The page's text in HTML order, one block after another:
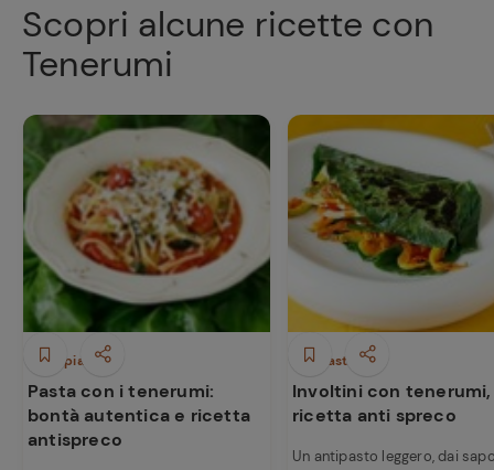
Scopri alcune ricette con
Tenerumi
Primi piatti
Pasta con i tenerumi:
bontà autentica e ricetta
antispreco
Antipasti
Involtini con tenerumi,
ricetta anti spreco
Un antipasto leggero, dai